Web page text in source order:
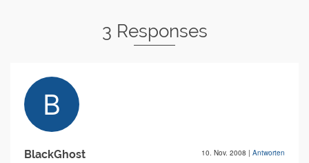
3 Responses
BlackGhost 10. Nov. 2008 | Antworten